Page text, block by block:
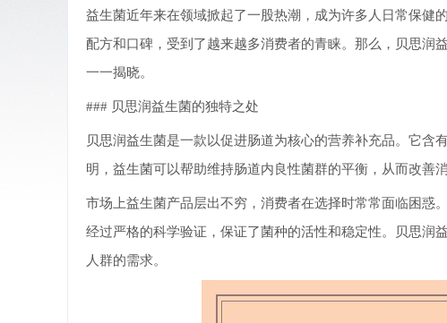
益生菌近年来在领域掀起了一股热潮，成为许多人日常保健
配方和口碑，受到了越来越多消费者的青睐。那么，贝思润
一一揭晓。
### 贝思润益生菌的独特之处
贝思润益生菌是一款以促进肠道为核心的营养补充品。它含
明，益生菌可以帮助维持肠道内良性菌群的平衡，从而改善
市场上益生菌产品层出不穷，消费者在选择时常常面临困惑
经过严格的科学验证，保证了菌种的活性和稳定性。贝思润
人群的需求。